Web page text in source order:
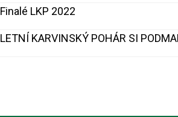
Finalé LKP 2022
LETNÍ KARVINSKÝ POHÁR SI